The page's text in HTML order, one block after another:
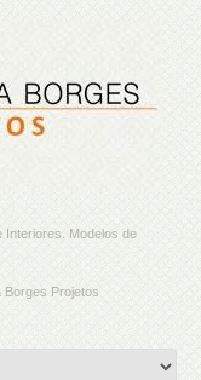
Interiores. Modelos de
Projetos